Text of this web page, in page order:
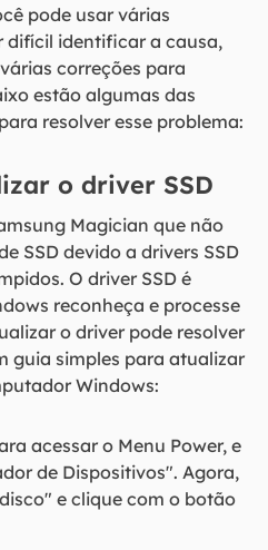
pode usar várias
difícil identificar a causa,
correções para
estão algumas das
resolver esse problema:
o driver SSD
Magician que não
SSD devido a drivers SSD
O driver SSD é
reconheça e processe
o driver pode resolver
guia simples para atualizar
Windows:
acessar o Menu Power, e
de Dispositivos". Agora,
e clique com o botão